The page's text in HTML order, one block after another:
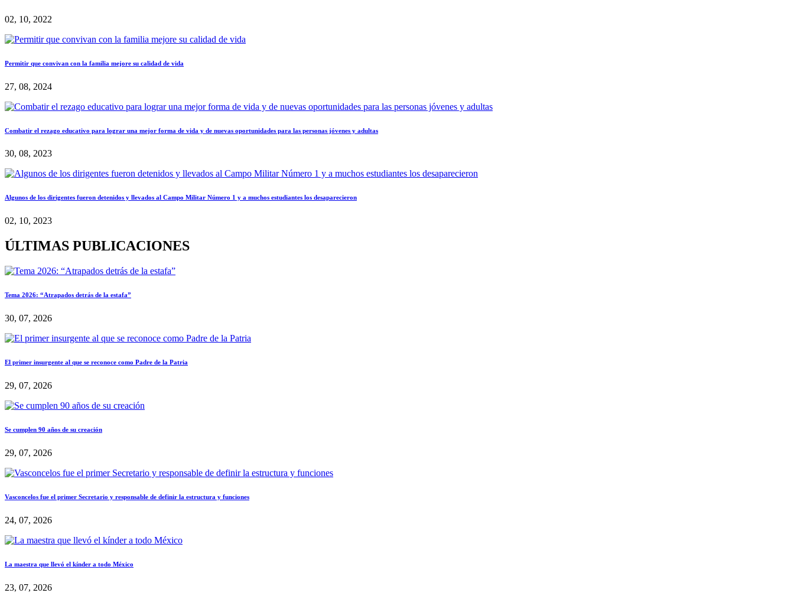
02, 10, 2022
Permitir que convivan con la familia mejore su calidad de vida
27, 08, 2024
Combatir el rezago educativo para lograr una mejor forma de vida y de nuevas oportunidades para las personas jóvenes y adultas
30, 08, 2023
Algunos de los dirigentes fueron detenidos y llevados al Campo Militar Número 1 y a muchos estudiantes los desaparecieron
02, 10, 2023
ÚLTIMAS PUBLICACIONES
Tema 2026: “Atrapados detrás de la estafa”
30, 07, 2026
El primer insurgente al que se reconoce como Padre de la Patria
29, 07, 2026
Se cumplen 90 años de su creación
29, 07, 2026
Vasconcelos fue el primer Secretario y responsable de definir la estructura y funciones
24, 07, 2026
La maestra que llevó el kínder a todo México
23, 07, 2026